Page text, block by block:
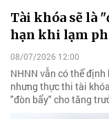
Tài khóa sẽ là
hạn khi lạm
08/07/2026 12:00
NHNN vẫn có thể
nhưng thực thi tài
"đòn bẩy" cho tăng